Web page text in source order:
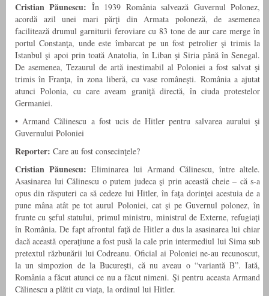
Cristian Păunescu: În 1939 România salvează Guvernul Polonez,
acordă azil unei mari părţi din Armata poloneză, de asemenea
facilitează drumul garniturii feroviare cu 83 tone de aur care merge în
portul Constanţa, unde este îmbarcat pe un fost petrolier şi trimis la
Istanbul şi apoi prin toată Anatolia, în Liban şi Siria până în Senegal.
De asemenea, Tezaurul de artă inestimabil al Poloniei a fost salvat şi
trimis în Franţa, în zona liberă, cu vase româneşti. România a ajutat
atunci Polonia, cu care aveam graniţă directă, în ciuda protestelor
Germaniei.
•Armand Călinescu a fost ucis de Hitler pentru salvarea aurului şi
Guvernului Poloniei
Reporter: Care au fost consecinţele?
Cristian Păunescu: Eliminarea lui Armand Călinescu, între altele.
Asasinarea lui Călinescu o putem judeca şi prin această cheie – că s-a
opus din răsputeri ca să cedeze lui Hitler, în faţa dorinţei acestuia de a
pune mâna atât pe tot aurul Poloniei, cat şi pe Guvernul polonez, în
frunte cu şeful statului, primul ministru, ministrul de Externe, refugiaţi
în România. De fapt afrontul faţă de Hitler a dus la asasinarea lui chiar
dacă această operaţiune a fost pusă la cale prin intermediul lui Sima sub
pretextul răzbunării lui Codreanu. Oficial ai Poloniei ne-au recunoscut,
la un simpozion de la Bucureşti, că nu aveau o “variantă B”. Iată,
România a făcut atunci ce nu a făcut nimeni. Şi pentru aceasta Armand
Călinescu a plătit cu viaţa, la ordinul lui Hitler.